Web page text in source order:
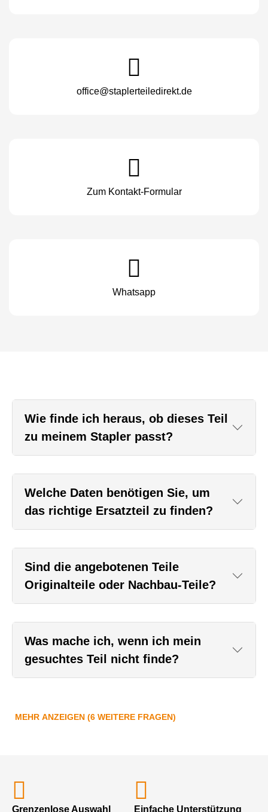
office@staplerteiledirekt.de
Zum Kontakt-Formular
Whatsapp
Wie finde ich heraus, ob dieses Teil
zu meinem Stapler passt?
Welche Daten benötigen Sie, um
das richtige Ersatzteil zu finden?
Sind die angebotenen Teile
Originalteile oder Nachbau-Teile?
Was mache ich, wenn ich mein
gesuchtes Teil nicht finde?
MEHR ANZEIGEN (6 WEITERE FRAGEN)
Grenzenlose Auswahl Einfache Unterstützung